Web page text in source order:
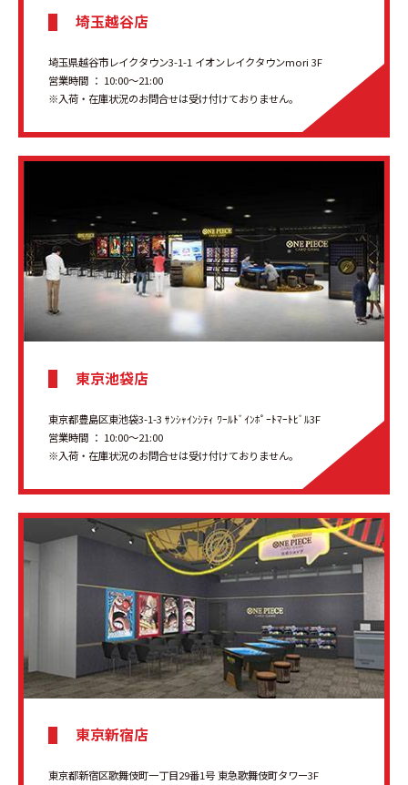
埼玉越谷店
埼玉県越谷市レイクタウン3-1-1 イオンレイクタウンmori 3F
営業時間 ： 10:00～21:00
※入荷・在庫状況のお問合せは受け付けておりません。
東京池袋店
東京都豊島区東池袋3-1-3 ｻﾝｼｬｲﾝｼﾃｨ ﾜｰﾙﾄﾞｲﾝﾎﾟｰﾄﾏｰﾄﾋﾞﾙ3F
営業時間 ： 10:00〜21:00
※入荷・在庫状況のお問合せは受け付けておりません。
東京新宿店
東京都新宿区歌舞伎町一丁目29番1号 東急歌舞伎町タワー3F